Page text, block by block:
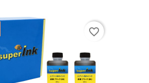
favorite_border